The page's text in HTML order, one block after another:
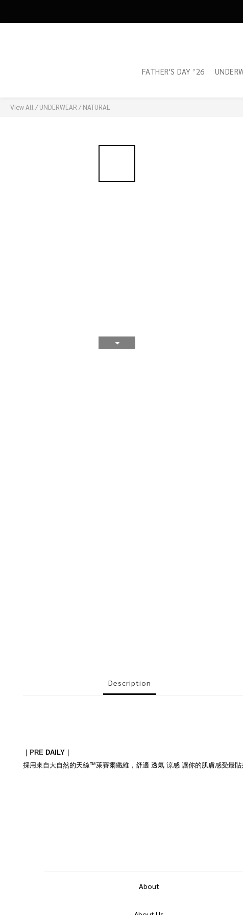
FATHER'S DAY ’26
View All /UNDERWEAR /NATURAL
Description
｜PRE DAILY
採用來自大自然的天絲™萊賽爾纖維 ， 舒適 透氣 涼感 讓你的肌膚感受最貼
About